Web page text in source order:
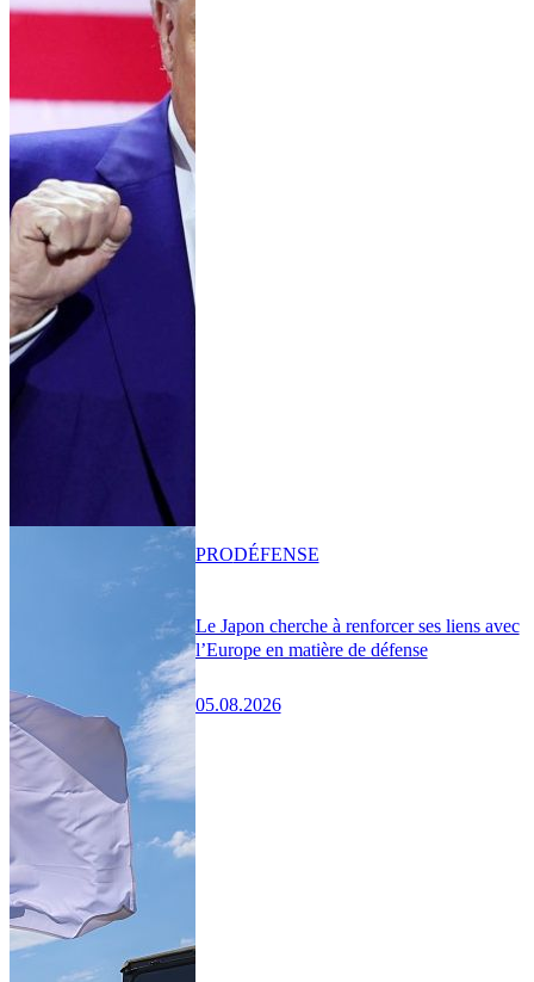
Le Japon cherche à renforcer ses liens avec
l’Europe en matière de défense
05.08.2026
PRODÉFENSE